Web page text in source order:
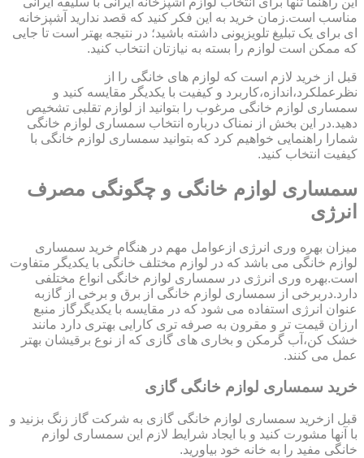
مناسب است.زمان خرید به این فکر کنید که قصد ندارید آشپزخانه
ای برای یک تبلیغ تلویزیونی داشته باشید؛ در نتیجه بهتر است تا جایی
که ممکن است لوازم را بسته به نیازتان انتخاب کنید.
قبل از خرید لازم است که لوازم های خانگی را از
نظرعملکرد،اندازه،کاربرد و کیفیت با یکدیگر مقایسه کنید و
سمساری لوازم خانگی مرغوب را بتوانید از لوازم تقلبی تشخیص
دهید.در این بخش از نمناک درباره انتخاب سمساری لوازم خانگی
شمارا راهنمایی خواهیم کرد که بتوانید سمساری لوازم خانگی با
کیفیت انتخاب کنید.
سمساری لوازم خانگی و چگونگی مصرف
انرژی
میزان بهره وری انرژی ازعوامل مهم در هنگام خرید سمساری
لوازم خانگی می باشد که در لوازم مختلف خانگی با یکدیگر متفاوت
است.بهره وری انرژی در سمساری لوازم خانگی انواع مختلفی
دارد.دربرخی از سمساری لوازم خانگی از برق و برخی از گازبه
عنوان انرژی استفاده می شود که در مقایسه با یکدیگرگاز منبع
ارزان قیمت تر و مقرون به صرفه تری کارایی بهتری دارد مانند
خشک کن،آب گرمکن و بخاری های گازی که از نوع برقیشان بهتر
عمل می کنند.
خرید سمساری لوازم خانگی گازی
قبل ازخرید سمساری لوازم خانگی گازی به شرکت گاز زنگ بزنید و
با آنها مشورت کنید و با ایجاد شرایط لازم این سمساری لوازم
خانگی مفید را به خانه خود بیاورید.